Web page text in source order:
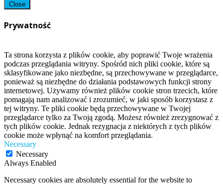
Close
Prywatność
Ta strona korzysta z plików cookie, aby poprawić Twoje wrażenia
podczas przeglądania witryny. Spośród nich pliki cookie, które są
sklasyfikowane jako niezbędne, są przechowywane w przeglądarce,
ponieważ są niezbędne do działania podstawowych funkcji strony
internetowej. Używamy również plików cookie stron trzecich, które
pomagają nam analizować i zrozumieć, w jaki sposób korzystasz z
tej witryny. Te pliki cookie będą przechowywane w Twojej
przeglądarce tylko za Twoją zgodą. Możesz również zrezygnować z
tych plików cookie. Jednak rezygnacja z niektórych z tych plików
cookie może wpłynąć na komfort przeglądania.
Necessary
Necessary
Always Enabled
Necessary cookies are absolutely essential for the website to